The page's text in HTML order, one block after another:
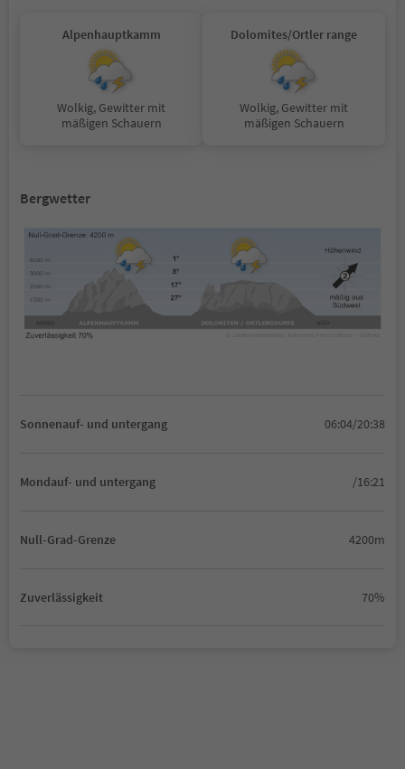
Alpenhauptkamm
Wolkig, Gewitter mit
mäßigen Schauern
Dolomites/Ortler range
Wolkig, Gewitter mit
mäßigen Schauern
Bergwetter
Sonnenauf- und untergang 06:04/20:38
Mondauf- und untergang /16:21
Null-Grad-Grenze 4200m
Zuverlässigkeit 70%